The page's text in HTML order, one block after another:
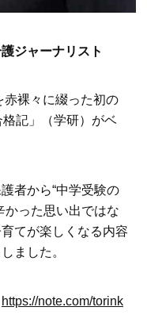
ジャーナリスト
裸々に綴った初の
記」（学研）がベ
者から“中学受験の
かった思い出ではな
てが楽しくなる内容
ました。
https://note.com/torink